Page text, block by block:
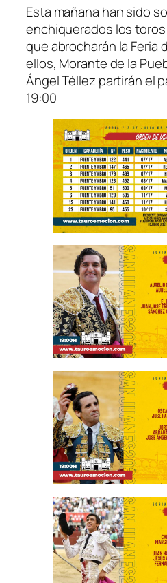
Esta mañana han sido
enchiquerados los toros
que abrocharán la Feria
ellos, Morante de la
Ángel Téllez partirán el
19:00